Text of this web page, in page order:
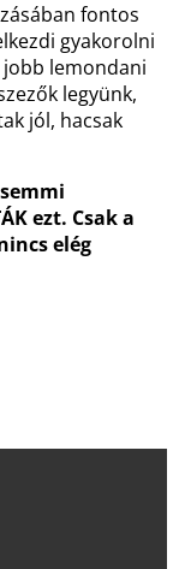
fontos
gyakorolni
jobb lemondani
legyünk,
jól, hacsak
ezt. Csak a
elég